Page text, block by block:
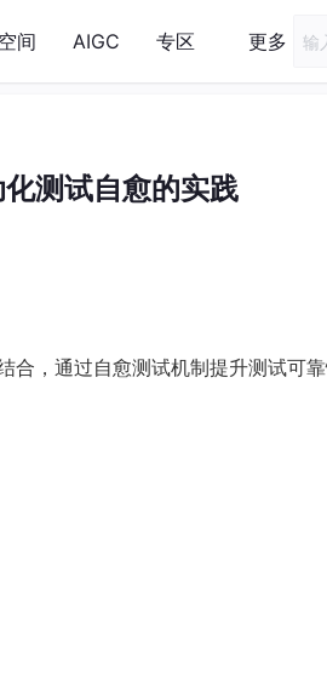
间 AIGC 专区 更多
测试自愈的实践
，通过自愈测试机制提升测试可靠